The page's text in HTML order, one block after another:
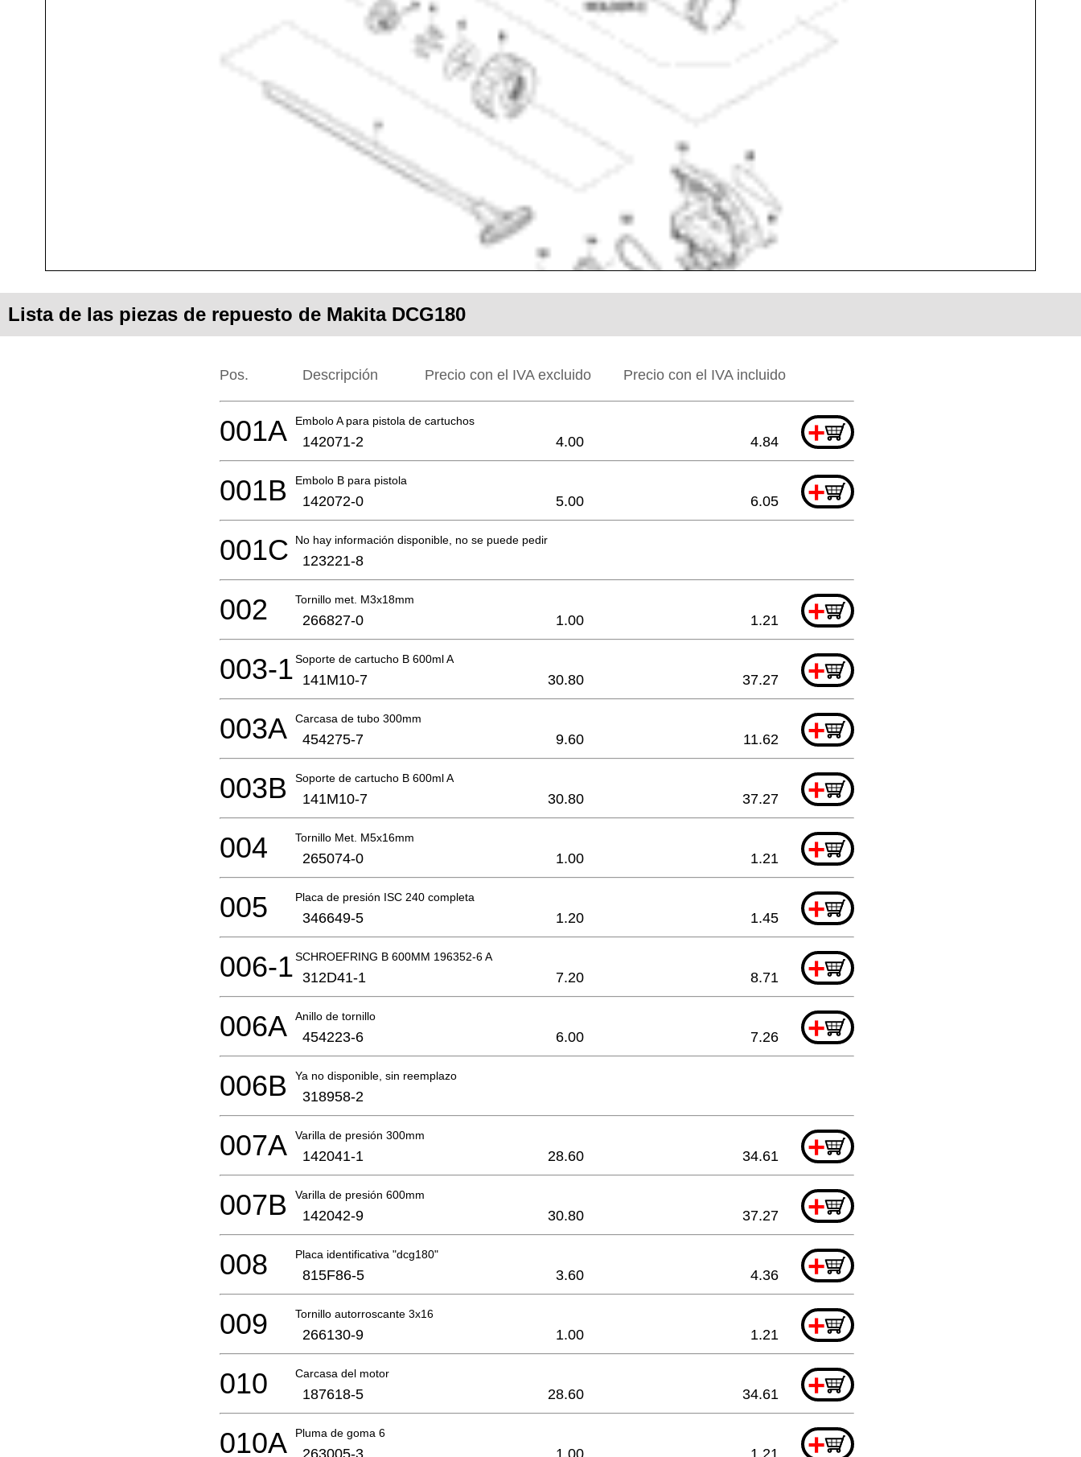
Lista de las piezas de repuesto de Makita DCG180
Pos. Descripción Precio con el IVA excluido Precio con el IVA incluido
Embolo A para pistola de cartuchos +
001A 142071-2 4.00 4.84
Embolo B para pistola +
001B 142072-0 5.00 6.05
No hay información disponible, no se puede pedir
001C 123221-8
Tornillo met. M3x18mm +
002 266827-0 1.00 1.21
Soporte de cartucho B 600ml A +
003-1 141M10-7 30.80 37.27
Carcasa de tubo 300mm +
003A 454275-7 9.60 11.62
Soporte de cartucho B 600ml A +
003B 141M10-7 30.80 37.27
Tornillo Met. M5x16mm +
004 265074-0 1.00 1.21
Placa de presión ISC 240 completa +
005 346649-5 1.20 1.45
SCHROEFRING B 600MM 196352-6 A +
006-1 312D41-1 7.20 8.71
Anillo de tornillo +
006A 454223-6 6.00 7.26
Ya no disponible, sin reemplazo
006B 318958-2
Varilla de presión 300mm +
007A 142041-1 28.60 34.61
Varilla de presión 600mm +
007B 142042-9 30.80 37.27
Placa identificativa "dcg180" +
008 815F86-5 3.60 4.36
Tornillo autorroscante 3x16 +
009 266130-9 1.00 1.21
Carcasa del motor +
010 187618-5 28.60 34.61
Pluma de goma 6 +
010A